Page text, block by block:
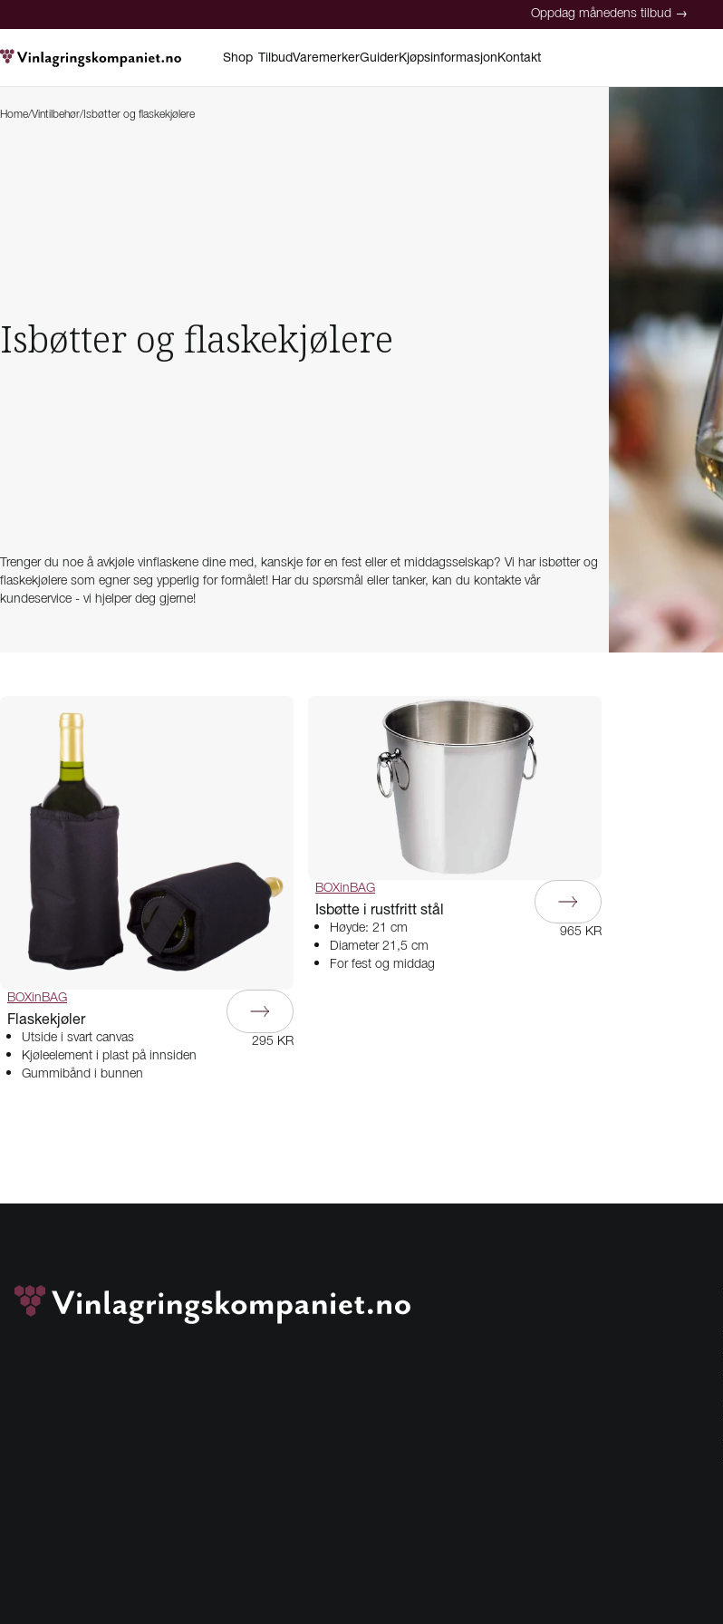
Oppdag månedens tilbud →
Shop TilbudVaremerkerGuiderKjøpsinformasjonKontakt
Home/Vintilbehør/ Isbøtter og flaskekjølere
Isbøtter og flaskekjølere
Trenger du noe å avkjøle vinflaskene dine med, kanskje før en fest eller et middagsselskap? Vi har isbøtter og
flaskekjølere som egner seg ypperlig for formålet! Har du spørsmål eller tanker, kan du kontakte vår
kundeservice - vi hjelper deg gjerne!
BOXinBAG
Flaskekjøler
Utside i svart canvas
Kjøleelement i plast på innsiden
Gummibånd i bunnen
295 KR
BOXinBAG
Isbøtte i rustfritt stål
Høyde: 21 cm
Diameter 21,5 cm
For fest og middag
965 KR